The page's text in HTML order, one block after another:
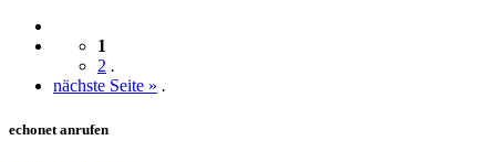
1
2 .
nächste Seite » .
echonet anrufen